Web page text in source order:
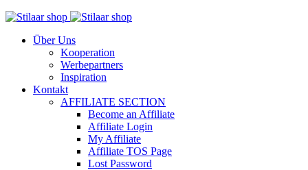
Über Uns
Kooperation
Werbepartners
Inspiration
Kontakt
AFFILIATE SECTION
Become an Affiliate
Affiliate Login
My Affiliate
Affiliate TOS Page
Lost Password